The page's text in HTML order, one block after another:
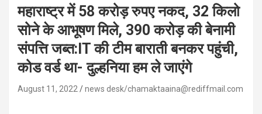
महाराष्ट्र में 58 करोड़ रुपए नकद, 32 किलो
सोने के आभूषण मिले, 390 करोड़ की बेनामी
संपत्ति जब्त:IT की टीम बाराती बनकर पहुंची,
कोड वर्ड था- दुल्हनिया हम ले जाएंगे
August 11, 2022 news desk/chamaktaaina@rediffmail.com